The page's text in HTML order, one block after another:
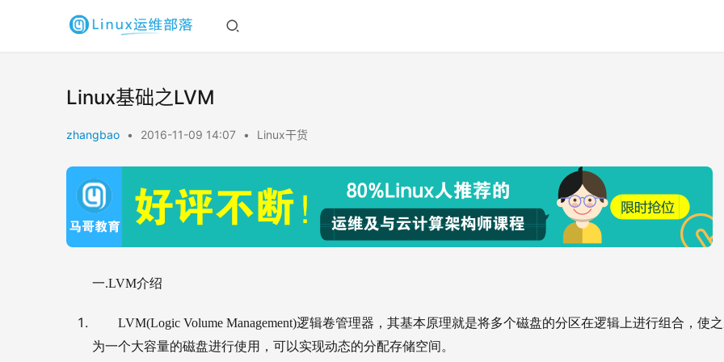
Linux基础之LVM
zhangbao • 2016-11-09 14:07 • Linux干货
一.LVM介绍
LVM(Logic Volume Management)逻辑卷管理器，其基本原理就是将多个磁盘的分区在逻辑上进行组合，使
为一个大容量的磁盘进行使用，可以实现动态的分配存储空间。